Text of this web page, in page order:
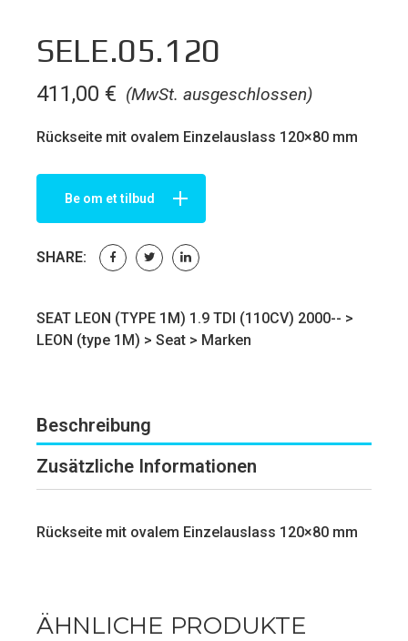
SELE.05.120
(MwSt. ausgeschlossen)
411,00 €
Rückseite mit ovalem Einzelauslass 120×80 mm
Be om et tilbud
SHARE:
SEAT LEON (TYPE 1M) 1.9 TDI (110CV) 2000-- >
LEON (type 1M) > Seat > Marken
Beschreibung
Zusätzliche Informationen
Rückseite mit ovalem Einzelauslass 120×80 mm
ÄHNLICHE PRODUKTE